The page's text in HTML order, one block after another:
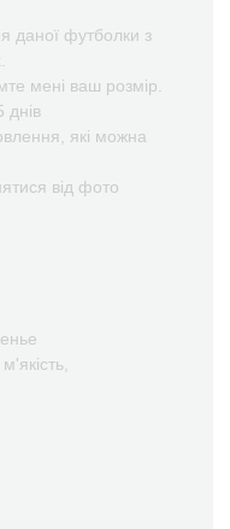
даної футболки з
мені ваш розмір.
днів
які можна
від фото